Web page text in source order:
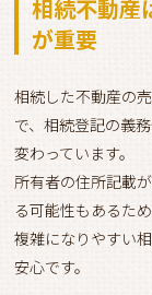
相続不動産
が重要
相続した不動産の
で、相続登記の義
変わっています。
所有者の住所記載
る可能性もあるた
複雑になりやすい
安心です。